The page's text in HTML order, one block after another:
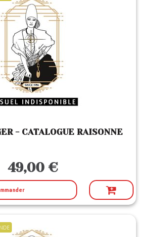
- CATALOGUE RAISONNE
49,00 €